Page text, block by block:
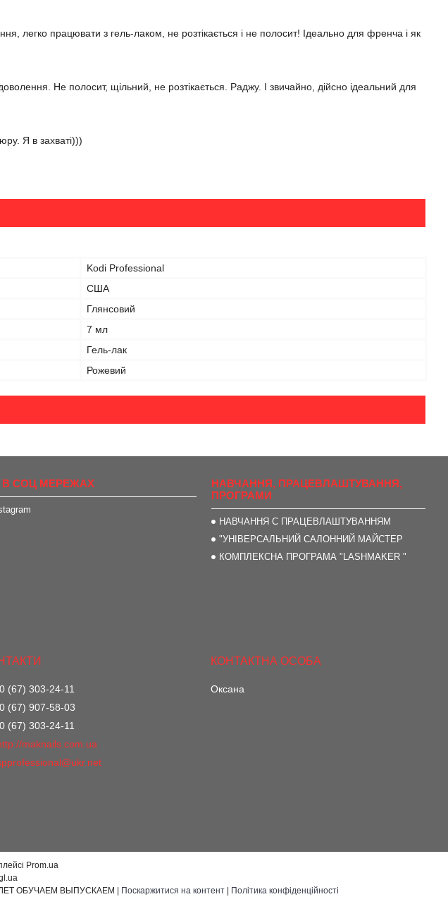
легко працювати з гель-лаком, не розтікається і не полосит! Ідеально для френча і як
Не полосит, щільний, не розтікається. Раджу. І звичайно, дійсно ідеальний для
Я в захваті)))
Kodi Professional
США
Глянсовий
7 мл
Гель-лак
Рожевий
В СОЦ МЕРЕЖАХ
НАВЧАННЯ, ПРАЦЕВЛАШТУВАННЯ,
ПРОГРАМИ
НАВЧАННЯ С ПРАЦЕВЛАШТУВАННЯМ
"УНІВЕРСАЛЬНИЙ САЛОННИЙ МАЙСТЕР
КОМПЛЕКСНА ПРОГРАМА "LASHMAKER "
(67) 303-24-11
(67) 907-58-03
(67) 303-24-11
maknails.com.ua
Оксана
Prom.ua
Поскаржитися на контент Політика конфіденційності